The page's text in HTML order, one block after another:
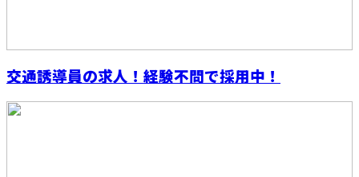
交通誘導員の求人！経験不問で採用中！